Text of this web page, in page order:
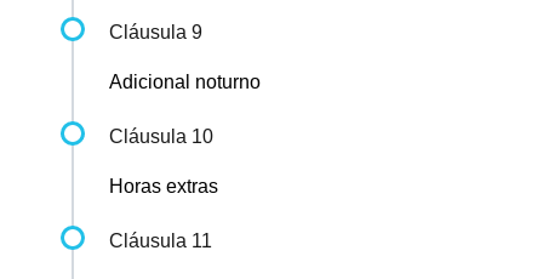
Cláusula 9
Adicional noturno
Cláusula 10
Horas extras
Cláusula 11